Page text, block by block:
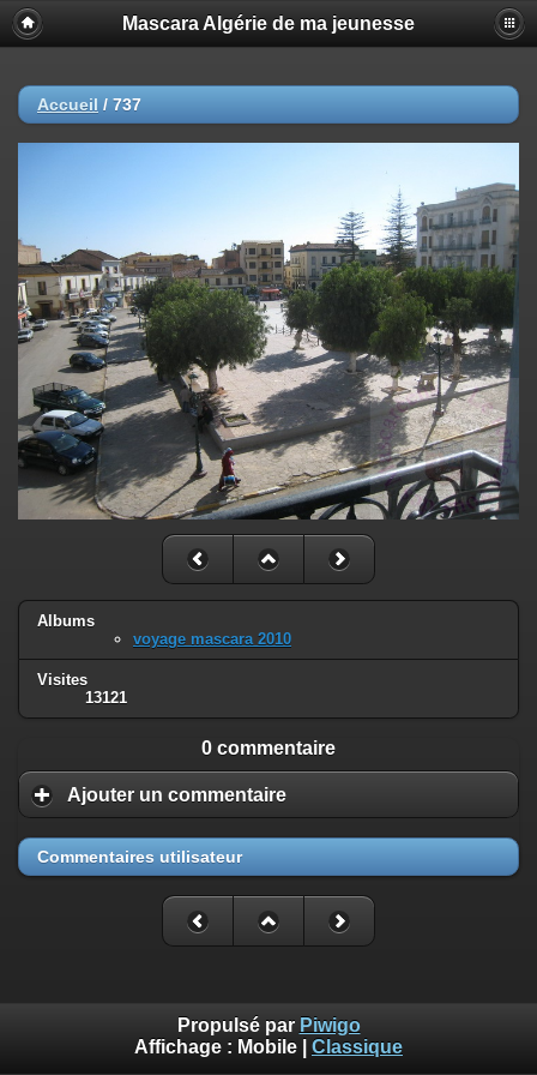
Mascara Algérie de ma jeunesse
Accueil / 737
Albums
voyage mascara 2010
Visites
13121
0 commentaire
Ajouter un commentaire
Commentaires utilisateur
Propulsé par Piwigo
Affichage : Mobile Classique